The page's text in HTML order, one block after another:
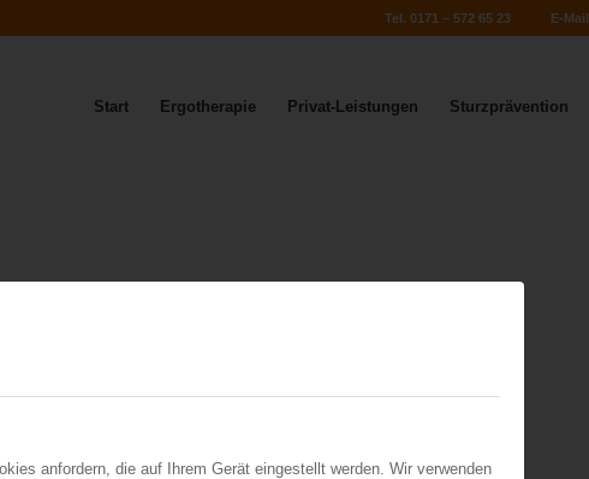
anfordern, die auf Ihrem Gerät eingestellt werden. Wir verwenden
Tel. 0171 – 572 65 23 E-Mail
Start Ergotherapie Privat-Leistungen Sturzprävention